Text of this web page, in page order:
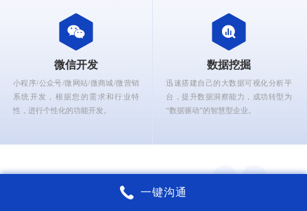
微信开发
小程序/公众号/微网站/微商城/微营销
系统开发，根据您的需求和行业特
性，进行个性化的功能开发。
数据挖掘
迅速搭建自己的大数据可视化分析平
台，提升数据洞察能力，成功转型为
“数据驱动”的智慧型企业。
锐智互动核心能力
一键沟通